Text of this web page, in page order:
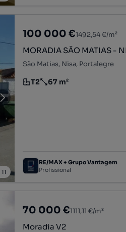
11
100 000 €1492,54 €/m²
MORADIA SÃO MATIAS -
São Matias, Nisa, Portalegre
Tipologia
T2
Preço por metro quadrado
67 m²
RE/MAX + Grupo Vantagem
Profissional
70 000 €1111,11 €/m²
Moradia V2